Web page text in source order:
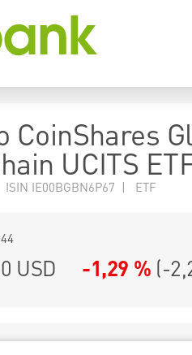
CoinShares
UCITS
ISIN IE00BGBN6P67 | ETF
USD -1,29 % (-